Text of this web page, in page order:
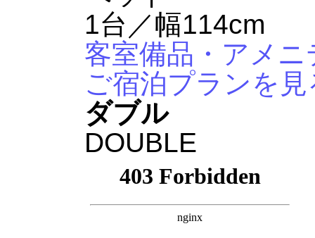
1台／幅114cm
客室備品・アメ
ご宿泊プランを見
ダブル
DOUBLE